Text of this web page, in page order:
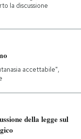
la discussione
accettabile",
della legge sul